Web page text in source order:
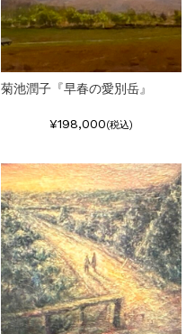
菊池潤子『早春の愛別岳』
¥198,000(税込)